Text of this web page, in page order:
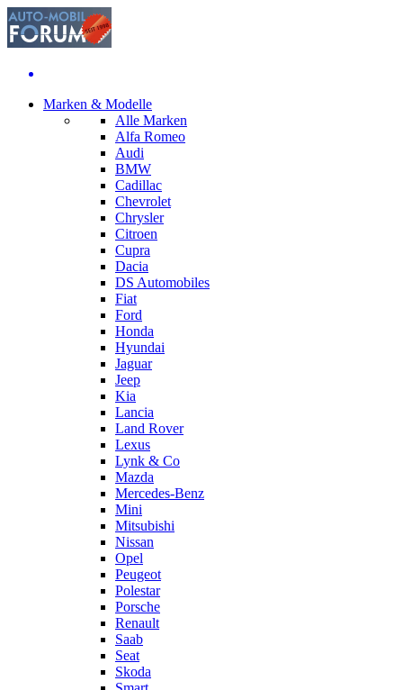
Marken & Modelle
Alle Marken
Alfa Romeo
Audi
BMW
Cadillac
Chevrolet
Chrysler
Citroen
Cupra
Dacia
DS Automobiles
Fiat
Ford
Honda
Hyundai
Jaguar
Jeep
Kia
Lancia
Land Rover
Lexus
Lynk & Co
Mazda
Mercedes-Benz
Mini
Mitsubishi
Nissan
Opel
Peugeot
Polestar
Porsche
Renault
Saab
Seat
Skoda